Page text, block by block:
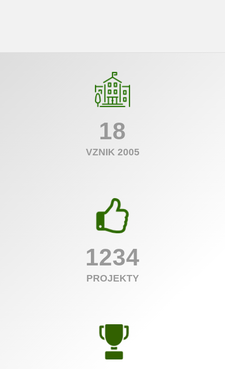
18
VZNIK 2005
1234
PROJEKTY